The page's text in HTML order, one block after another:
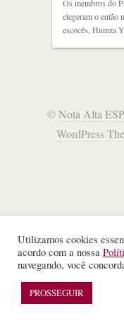
Os membros do
elegeram o então
escocês, Humza
©Nota Alta
WordPress
Utilizamos cookies
acordo com a nossa
navegando, você
PROSSEGUIR